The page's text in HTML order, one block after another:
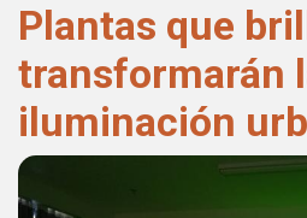
Plantas que
transformarán
iluminación